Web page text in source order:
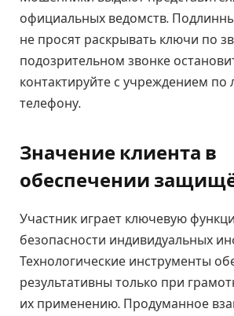
официальных ведомств.
не просят раскрывать ключи по
подозрительном звонке
контактируйте с учреждением по
телефону.
Значение клиента в
обеспечении
Участник играет ключевую
безопасности индивидуальных
Технологические инструменты
результативны только при
их применению. Продуманное